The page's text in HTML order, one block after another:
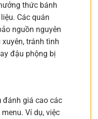
thức bánh
Các quán
nguồn nguyên
tránh tình
đậu phộng bị
đánh giá cao các
Ví dụ, việc